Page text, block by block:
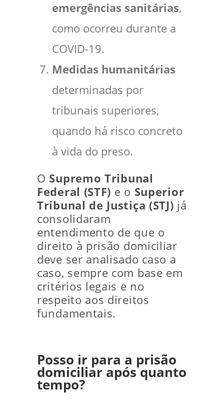
emergências sanitárias,
como ocorreu durante a
COVID-19.
Medidas humanitárias
determinadas por
tribunais superiores,
quando há risco concreto
à vida do preso.
O Supremo Tribunal
Federal (STF) e o Superior
Tribunal de Justiça (STJ) já
consolidaram
entendimento de que o
direito à prisão domiciliar
deve ser analisado caso a
caso, sempre com base em
critérios legais e no
respeito aos direitos
fundamentais.
Posso ir para a prisão
domiciliar após quanto
tempo?